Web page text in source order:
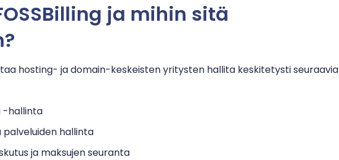
ja mihin sitä
hosting- ja domain-keskeisten yritysten hallita keskitetysti seuraavia
-hallinta
hallinta
ja maksujen seuranta